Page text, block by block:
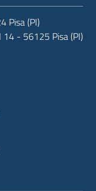
Pisa (PI)
14 - 56125 Pisa (PI)